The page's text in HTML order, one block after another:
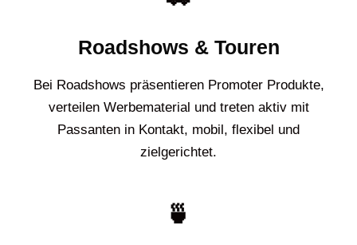
Roadshows & Touren
Bei Roadshows präsentieren Promoter Produkte,
verteilen Werbematerial und treten aktiv mit
Passanten in Kontakt, mobil, flexibel und
zielgerichtet.
🍵